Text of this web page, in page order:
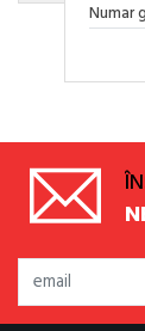
Numar